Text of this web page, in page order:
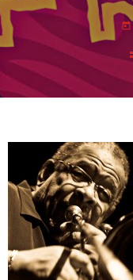
today